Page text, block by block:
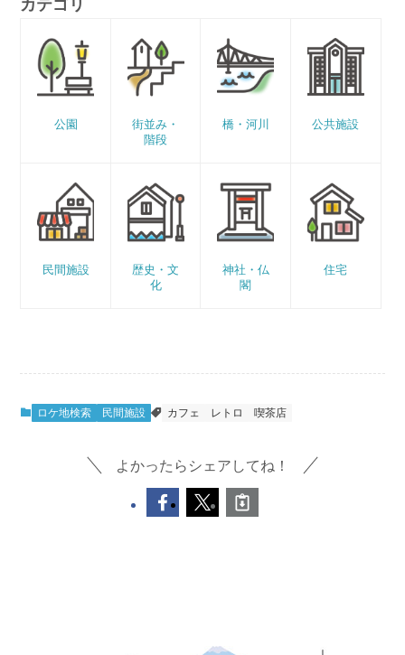
カテゴリ
公園
街並み・
階段
橋・河川 公共施設
民間施設
歴史・文
化
神社・仏
閣
住宅
ロケ地検索 民間施設 カフェ レトロ 喫茶店
よかったらシェアしてね！